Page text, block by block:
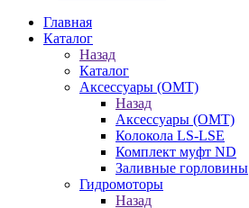
Главная
Каталог
Назад
Каталог
Аксессуары (OMT)
Назад
Аксессуары (OMT)
Колокола LS-LSE
Комплект муфт ND
Заливные горловины
Гидромоторы
Назад